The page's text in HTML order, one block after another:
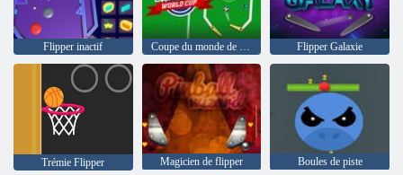
Flipper inactif Coupe du monde de flipper Flipper Galaxie
Trémie Flipper Magicien de flipper Boules de piste